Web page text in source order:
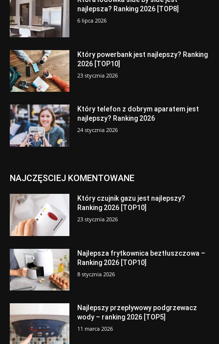
najlepsza? Ranking 2026 [TOP8]
6 lipca 2026
Który powerbank jest najlepszy? Ranking
2026 [TOP10]
23 stycznia 2026
Który telefon z dobrym aparatem jest
najlepszy? Ranking 2026
24 stycznia 2026
NAJCZĘSCIEJ KOMENTOWANE
Który czujnik gazu jest najlepszy?
Ranking 2026 [TOP10]
23 stycznia 2026
Najlepsza frytkownica beztłuszczowa –
Ranking 2026 [TOP10]
8 stycznia 2026
Najlepszy przepływowy podgrzewacz
wody – ranking 2026 [TOP5]
11 marca 2026